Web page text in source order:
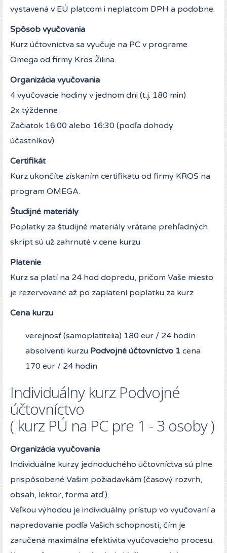
vystavená v EÚ platcom i neplatcom DPH a podobne.
Spôsob vyučovania
Kurz účtovníctva sa vyučuje na PC v programe
Omega od firmy Kros Žilina.
Organizácia vyučovania
4 vyučovacie hodiny v jednom dni (t.j. 180 min)
2x týždenne
Začiatok 16:00 alebo 16:30 (podľa dohody
účastníkov)
Certifikát
Kurz ukončíte získaním certifikátu od firmy KROS na
program OMEGA.
Študijné materiály
Poplatky za študijné materiály vrátane prehľadných
skrípt sú už zahrnuté v cene kurzu
Platenie
Kurz sa platí na 24 hod dopredu, pričom Vaše miesto
je rezervované až po zaplatení poplatku za kurz
Cena kurzu
verejnosť (samoplatitelia) 180 eur / 24 hodín
absolventi kurzu Podvojné účtovníctvo 1 cena
170 eur / 24 hodín
Individuálny kurz Podvojné
účtovníctvo
( kurz PÚ na PC pre 1 - 3 osoby )
Organizácia vyučovania
Individuálne kurzy jednoduchého účtovníctva sú plne
prispôsobené Vašim požiadavkám (časový rozvrh,
obsah, lektor, forma atď.)
Veľkou výhodou je individuálny prístup vo vyučovaní a
napredovanie podľa Vašich schopností, čím je
zaručená maximálna efektivita vyučovacieho procesu.